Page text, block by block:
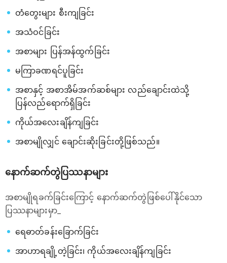
တံတွေးများ စီးကျခြင်း
အသံဝင်ခြင်း
အစာများ ပြန်အန်ထွက်ခြင်း
မကြာခဏရင်ပူခြင်း
အစာနှင့် အစာအိမ်အက်ဆစ်များ လည်ချောင်းထဲသို့
ပြန်လည်ရောက်ရှိခြင်း
ကိုယ်အလေးချိန်ကျခြင်း
အစာမျိုလျှင် ချောင်းဆိုးခြင်းတို့ဖြစ်သည်။
နောက်ဆက်တွဲပြဿနာများ
အစာမျိုရခက်ခြင်းကြောင့် နောက်ဆက်တွဲဖြစ်ပေါ်နိုင်သော
ပြဿနာများမှာ_
ရေဓာတ်ခန်းခြောက်ခြင်း
အာဟာရချို့တဲ့ခြင်း၊ ကိုယ်အလေးချိန်ကျခြင်း